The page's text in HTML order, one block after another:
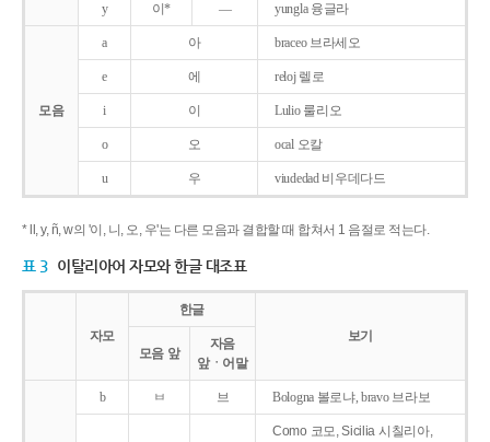
y 이* ― yungla 융글라
모음
a 아 braceo 브라세오
e 에 reloj 렐로
i 이 Lulio 룰리오
o 오 ocal 오칼
u 우 viudedad 비우데다드
* ll, y, ñ, w의 '이, 니, 오, 우'는 다른 모음과 결합할 때 합쳐서 1 음절로 적는다.
표 3 이탈리아어 자모와 한글 대조표
자모
한글
보기
모음 앞
자음
앞ㆍ어말
b ㅂ 브 Bologna 볼로냐, bravo 브라보
Como 코모, Sicilia 시칠리아,